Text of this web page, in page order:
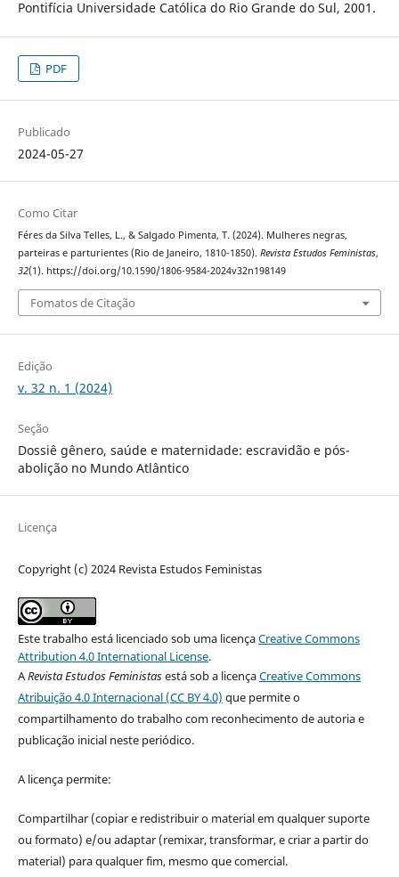
Pontifícia Universidade Católica do Rio Grande do Sul, 2001.
PDF
Publicado
2024-05-27
Como Citar
Féres da Silva Telles, L., & Salgado Pimenta, T. (2024). Mulheres negras,
parteiras e parturientes (Rio de Janeiro, 1810-1850). Revista Estudos Feministas,
32(1). https://doi.org/10.1590/1806-9584-2024v32n198149
Fomatos de Citação
Edição
v. 32 n. 1 (2024)
Seção
Dossiê gênero, saúde e maternidade: escravidão e pós-
abolição no Mundo Atlântico
Licença
Copyright (c) 2024 Revista Estudos Feministas
Este trabalho está licenciado sob uma licençaCreative Commons
Attribution 4.0 International License.
ARevista Estudos Feministasestá sob a licençaCreative Commons
Atribuição 4.0 Internacional (CC BY 4.0) que permite o
compartilhamento do trabalho com reconhecimento de autoria e
publicação inicial neste periódico.
A licença permite:
Compartilhar (copiar e redistribuir o material em qualquer suporte
ou formato) e/ou adaptar (remixar, transformar, e criar a partir do
material) para qualquer fim, mesmo que comercial.